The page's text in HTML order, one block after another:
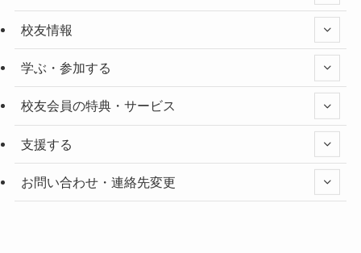
校友情報
学ぶ・参加する
校友会員の特典・サービス
支援する
お問い合わせ・連絡先変更